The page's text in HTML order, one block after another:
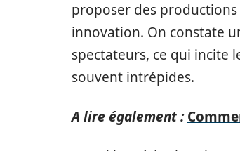
proposer des
innovation. On constate
spectateurs, ce qui incite
souvent intrépides.
A lire également :